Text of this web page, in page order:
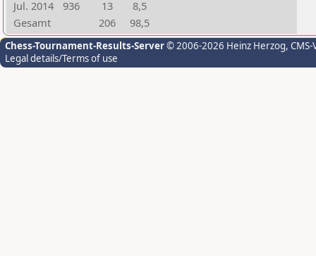
Jul. 2014 936 13
8,5
Gesamt
206 98,5
Chess-Tournament-Results-Server© 2006-2026 Heinz Herzog,
Legal details/Terms of use